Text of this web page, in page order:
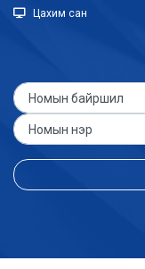
Цахим сан